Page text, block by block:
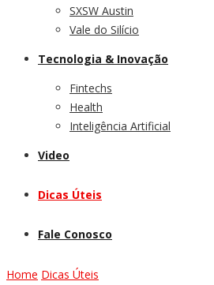
SXSW Austin
Vale do Silício
Tecnologia & Inovação
Fintechs
Health
Inteligência Artificial
Video
Dicas Úteis
Fale Conosco
Home Dicas Úteis